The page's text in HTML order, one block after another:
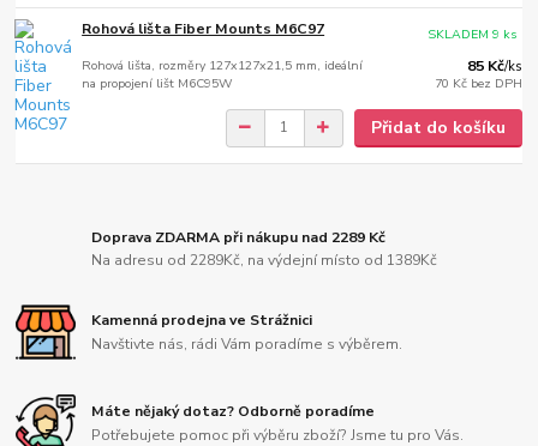
Rohová lišta Fiber Mounts M6C97
Rohová lišta, rozměry 127x127x21,5 mm, ideální
na propojení lišt M6C95W
85 Kč/ks
70 Kč bez DPH
SKLADEM 9 ks
Přidat do košíku
Doprava ZDARMA při nákupu nad 2289 Kč
Na adresu od 2289Kč, na výdejní místo od 1389Kč
Kamenná prodejna ve Strážnici
Navštivte nás, rádi Vám poradíme s výběrem.
Máte nějaký dotaz? Odborně poradíme
Potřebujete pomoc při výběru zboží? Jsme tu pro Vás.